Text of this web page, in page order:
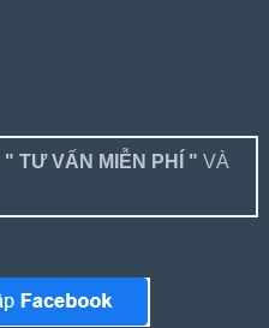
" TƯ VẤN MIỄN PHÍ " VÀ